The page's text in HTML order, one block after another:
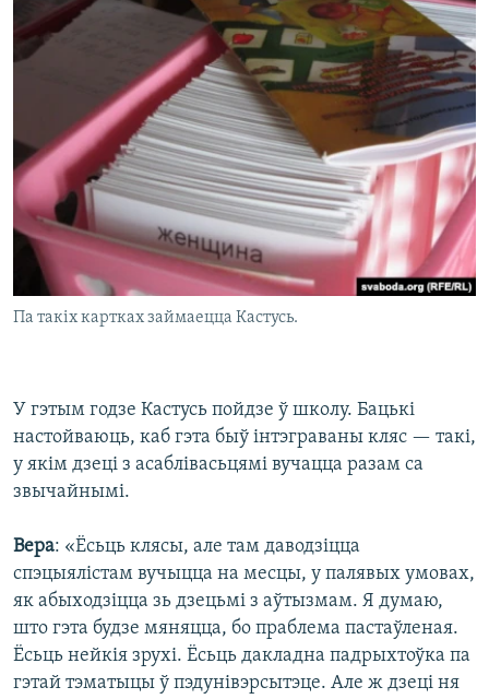
Па такіх картках займаецца Кастусь.
У гэтым годзе Кастусь пойдзе ў школу. Бацькі
настойваюць, каб гэта быў інтэграваны кляс — такі,
у якім дзеці з асаблівасьцямі вучацца разам са
звычайнымі.
Вера: «Ёсьць клясы, але там даводзіцца
спэцыялістам вучыцца на месцы, у палявых умовах,
як абыходзіцца зь дзецьмі з аўтызмам. Я думаю,
што гэта будзе мяняцца, бо праблема пастаўленая.
Ёсьць нейкія зрухі. Ёсьць дакладна падрыхтоўка па
гэтай тэматыцы ў пэдунівэрсытэце. Але ж дзеці ня